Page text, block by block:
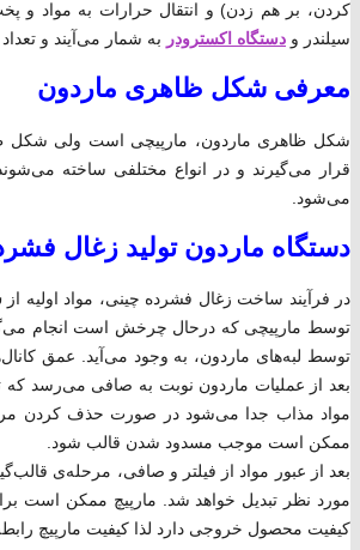
کردن، بر هم زدن) و انتقال حرارات به مواد و
سیلندر و دستگاه اکسترودر به شمار می‌آیند و
معرفی شکل ظاهری ماردون
شکل ظاهری ماردون، مارپیچی است ولی شکل
قرار می‌گیرند و در انواع مختلفی ساخته
می‌شود.
دستگاه ماردون تولید زغال
در فرآیند ساخت زغال فشرده چینی، مواد اولیه از
توسط مارپیچی که درحال چرخش است انجام
توسط لبه‌های ماردون، به وجود می‌آید. عمق
بعد از عملیات ماردون نوبت به صافی می‌رسد که
مواد مذاب جدا می‌شود در صورت حذف کردن
ممکن است موجب مسدود شدن قالب ‌شود.
بعد از عبور مواد از فیلتر و صافی، مرحله‌ی
مورد نظر تبدیل خواهد شد. مارپیچ ممکن است
کیفیت محصول خروجی دارد لذا کیفیت مارپیچ